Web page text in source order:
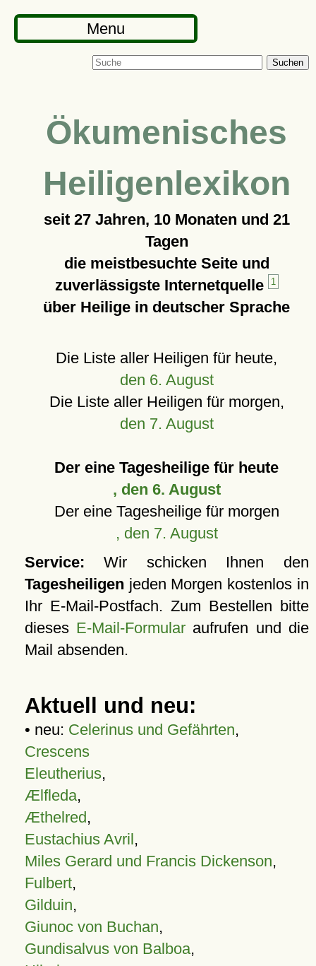
Menu
Suchen
Ökumenisches
Heiligenlexikon
seit 27 Jahren, 10 Monaten und 21
Tagen
die meistbesuchte Seite und
zuverlässigste Internetquelle
1
über Heilige in deutscher Sprache
Die Liste aller Heiligen für heute,
den 6. August
Die Liste aller Heiligen für morgen,
den 7. August
Der eine Tagesheilige für heute
, den 6. August
Der eine Tagesheilige für morgen
, den 7. August
Service: Wir schicken Ihnen den
Tagesheiligen jeden Morgen kostenlos in
Ihr E-Mail-Postfach. Zum Bestellen bitte
dieses E-Mail-Formular aufrufen und die
Mail absenden.
Aktuell und neu:
• neu: Celerinus und Gefährten,
Crescens
Eleutherius,
Ælfleda,
Æthelred,
Eustachius Avril,
Miles Gerard und Francis Dickenson,
Fulbert,
Gilduin,
Giunoc von Buchan,
Gundisalvus von Balboa,